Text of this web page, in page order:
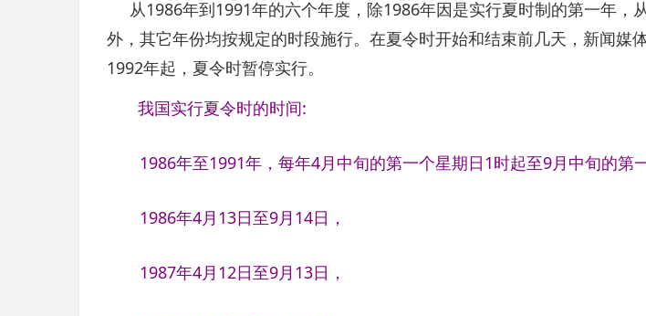
从1986年到1991年的六个年度，除1986年因是实行夏时制的第一年，
外，其它年份均按规定的时段施行。在夏令时开始和结束前几天，新闻媒
1992年起，夏令时暂停实行。
我国实行夏令时的时间:
1986年至1991年，每年4月中旬的第一个星期日1时起至9月中旬的第一
1986年4月13日至9月14日，
1987年4月12日至9月13日，